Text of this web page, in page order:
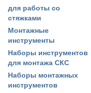
для работы со
стяжками
Монтажные
инструменты
Наборы инструментов
для монтажа СКС
Наборы монтажных
инструментов